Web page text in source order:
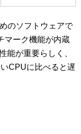
のソフトウェアで
マーク機能が内蔵
能が重要らしく、
CPUに比べると遅